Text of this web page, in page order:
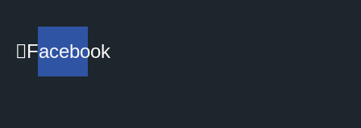
Facebook